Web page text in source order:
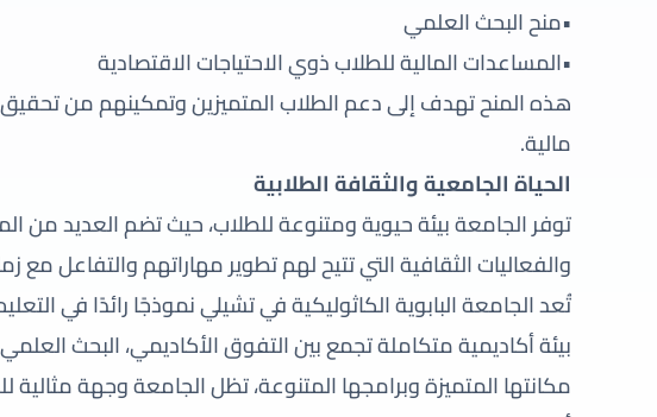
•منح البحث العلمي
•المساعدات المالية للطلاب ذوي الاحتياجات الاقتصادية
هذه المنح تهدف إلى دعم الطلاب المتميزين وتمكينهم من
مالية.
الحياة الجامعية والثقافة الطلابية
توفر الجامعة بيئة حيوية ومتنوعة للطلاب، حيث تضم العديد من
والفعاليات الثقافية التي تتيح لهم تطوير مهاراتهم والتفاعل
تُعد الجامعة البابوية الكاثوليكية في تشيلي نموذجًا رائدًا في
بيئة أكاديمية متكاملة تجمع بين التفوق الأكاديمي، البحث
مكانتها المتميزة وبرامجها المتنوعة، تظل الجامعة وجهة